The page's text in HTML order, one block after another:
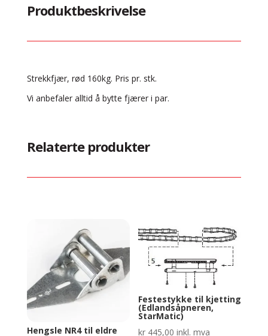
Produktbeskrivelse
Strekkfjær, rød 160kg. Pris pr. stk.
Vi anbefaler alltid å bytte fjærer i par.
Relaterte produkter
Hengsle NR4 til eldre
Festestykke til kjetting
(Edlandsåpneren,
StarMatic)
kr 445,00 inkl. mva